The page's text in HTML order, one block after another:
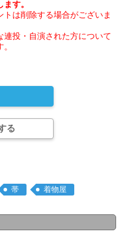
す。
は削除する場合がございま
連投・自演された方について
る
帯 着物屋